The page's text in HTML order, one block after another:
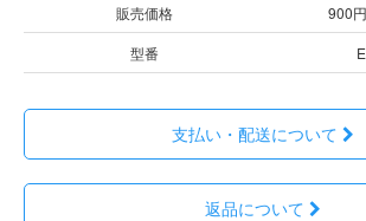
販売価格
900
型番
支払い・配送について
返品について